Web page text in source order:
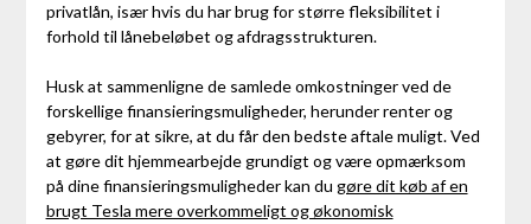
privatlån, især hvis du har brug for større fleksibilitet i
forhold til lånebeløbet og afdragsstrukturen.
Husk at sammenligne de samlede omkostninger ved de
forskellige finansieringsmuligheder, herunder renter og
gebyrer, for at sikre, at du får den bedste aftale muligt. Ved
at gøre dit hjemmearbejde grundigt og være opmærksom
på dine finansieringsmuligheder kan du gøre dit køb af en
brugt Tesla mere overkommeligt og økonomisk